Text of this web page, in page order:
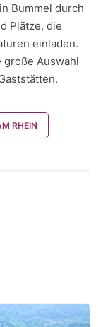
Bummel durch
Plätze, die
einladen.
Auswahl
RHEIN